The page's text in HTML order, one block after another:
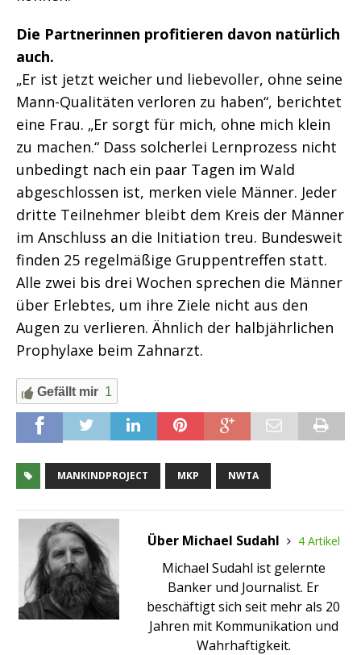
Die Partnerinnen profitieren davon natürlich
auch.
„Er ist jetzt weicher und liebevoller, ohne seine
Mann-Qualitäten verloren zu haben“, berichtet
eine Frau. „Er sorgt für mich, ohne mich klein
zu machen.“ Dass solcherlei Lernprozess nicht
unbedingt nach ein paar Tagen im Wald
abgeschlossen ist, merken viele Männer. Jeder
dritte Teilnehmer bleibt dem Kreis der Männer
im Anschluss an die Initiation treu. Bundesweit
finden 25 regelmäßige Gruppentreffen statt.
Alle zwei bis drei Wochen sprechen die Männer
über Erlebtes, um ihre Ziele nicht aus den
Augen zu verlieren. Ähnlich der halbjährlichen
Prophylaxe beim Zahnarzt.
Gefällt mir 1
MANKINDPROJECT MKP NWTA
Über Michael Sudahl 4 Artikel
Michael Sudahl ist gelernte
Banker und Journalist. Er
beschäftigt sich seit mehr als 20
Jahren mit Kommunikation und
Wahrhaftigkeit.